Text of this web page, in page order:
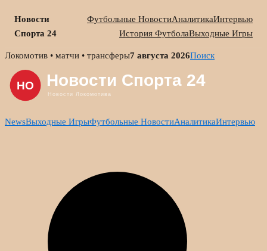
Новости
Спорта 24
Футбольные НовостиАналитикаИнтервью
История ФутболаВыходные Игры
Skip
content
Локомотив • матчи • трансферы7 августа 2026Поиск
NewsВыходные ИгрыФутбольные НовостиАналитикаИнтервью